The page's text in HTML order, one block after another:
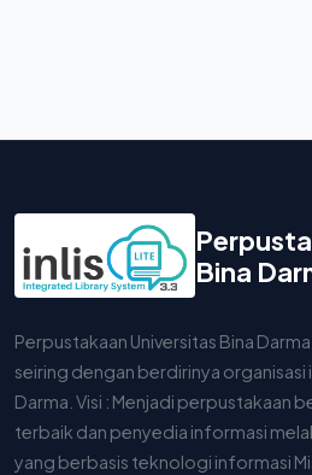
Bina
Perpustakaan Universitas Bina
seiring dengan berdirinya organisasi
Darma. Visi : Menjadi perpustakaan
terbaik dan penyedia informasi
yang berbasis teknologi informasi